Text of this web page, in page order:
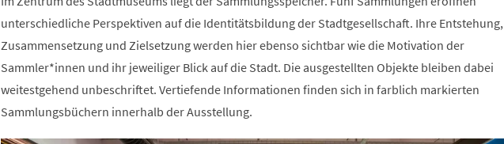
unterschiedliche Perspektiven auf die Identitätsbildung der Stadtgesellschaft. Ihre Entstehung,
Zusammensetzung und Zielsetzung werden hier ebenso sichtbar wie die Motivation der
Sammler*innen und ihr jeweiliger Blick auf die Stadt. Die ausgestellten Objekte bleiben dabei
weitestgehend unbeschriftet. Vertiefende Informationen finden sich in farblich markierten
Sammlungsbüchern innerhalb der Ausstellung.